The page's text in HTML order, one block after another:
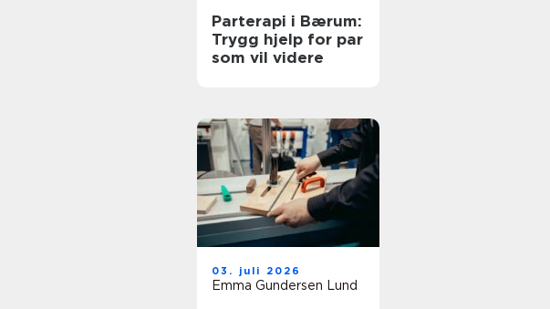
Parterapi i Bærum:
Trygg hjelp for par
som vil videre
03. juli 2026
Emma Gundersen Lund